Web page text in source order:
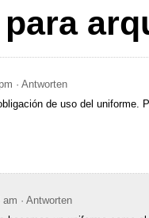
· Antworten
de uso del uniforme
am · Antworten